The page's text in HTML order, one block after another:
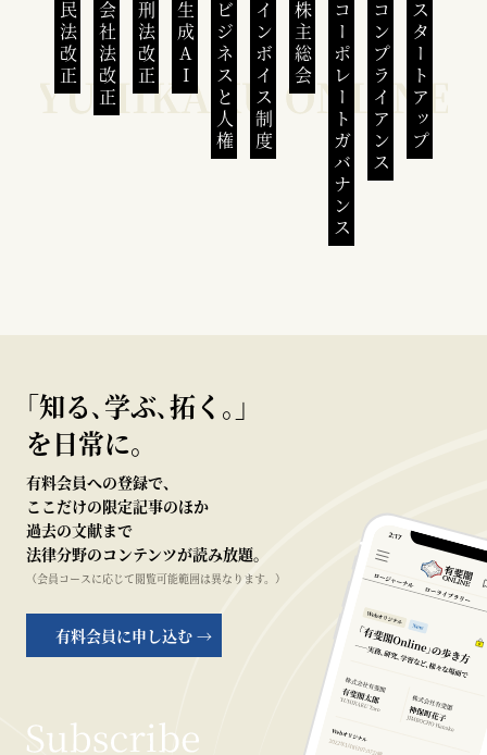
民法改正 会社法改正 刑法改正 生成AI ビジネスと人権インボイス制度 株主総会 コーポレートガバナンスコンプライアンススタートアップ
｢知る､学ぶ､拓く｡｣
を日常に。
有料会員への登録で、
ここだけの限定記事のほか
過去の文献まで
法律分野のコンテンツが読み放題。
（会員コースに応じて閲覧可能範囲は異なります。）
有料会員に申し込む →